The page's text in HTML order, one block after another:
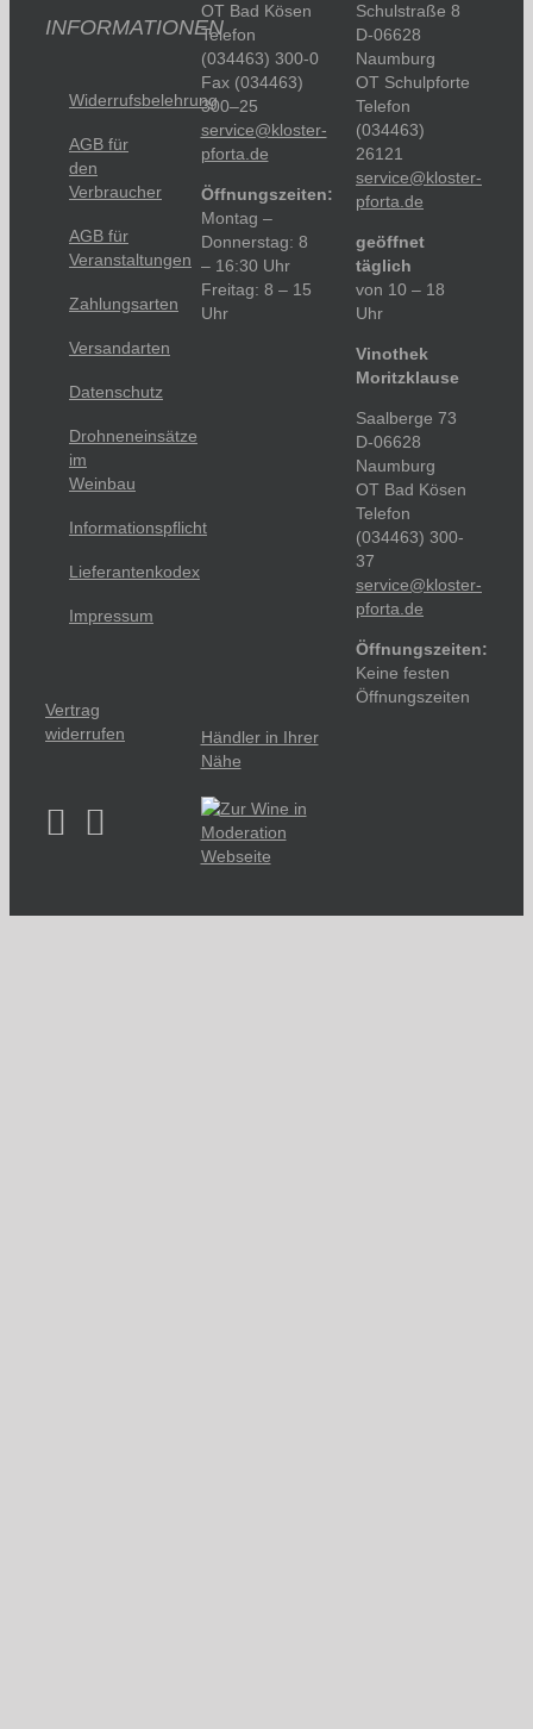
INFORMATIONEN
Widerrufsbelehrung
AGB für
den
Verbraucher
AGB für
Veranstaltungen
Zahlungsarten
Versandarten
Datenschutz
Drohneneinsätze
im
Weinbau
Informationspflicht
Lieferantenkodex
Impressum
Vertrag
widerrufen
OT Bad Kösen
Telefon
(034463) 300-0
Fax (034463)
300–25
service@kloster-
pforta.de
Öffnungszeiten:
Montag –
Donnerstag: 8
– 16:30 Uhr
Freitag: 8 – 15
Uhr
Schulstraße 8
D-06628
Naumburg
OT Schulpforte
Telefon
(034463)
26121
service@kloster-
pforta.de
geöffnet
täglich
von 10 – 18
Uhr
Vinothek
Moritzklause
Saalberge 73
D-06628
Naumburg
OT Bad Kösen
Telefon
(034463) 300-
37
service@kloster-
pforta.de
Öffnungszeiten:
Keine festen
Öffnungszeiten
Händler in Ihrer
Nähe